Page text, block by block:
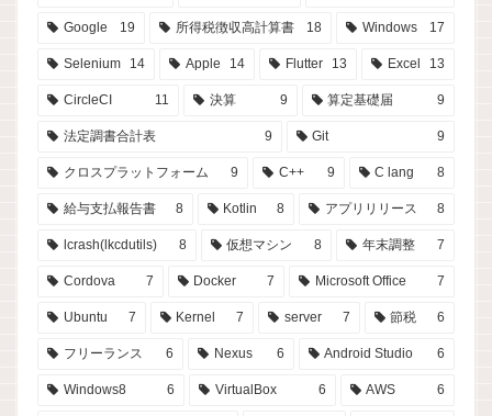
Google 19 所得税徴収高計算書 18 Windows 17
Selenium 14 Apple 14 Flutter 13 Excel 13
CircleCI 11 決算 9 算定基礎届 9
法定調書合計表 9 Git 9
クロスプラットフォーム 9 C++ 9 C lang 8
給与支払報告書 8 Kotlin 8 アプリリリース 8
lcrash(lkcdutils) 8 仮想マシン 8 年末調整 7
Cordova 7 Docker 7 Microsoft Office 7
Ubuntu 7 Kernel 7 server 7 節税 6
フリーランス 6 Nexus 6 Android Studio 6
Windows8 6 VirtualBox 6 AWS 6